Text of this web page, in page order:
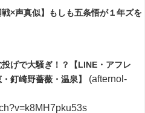
戦×声真似】もしも五条悟が１年ズを
げで大騒ぎ！？【LINE・アフレ
釘崎野薔薇・温泉】
(afternol-